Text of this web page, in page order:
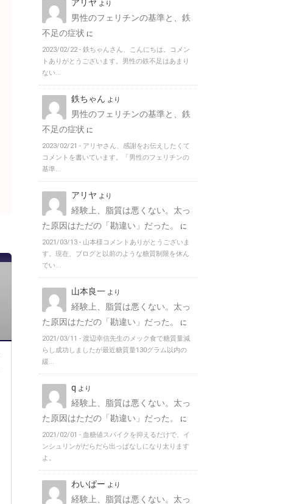
アリヤ より
男性のフェリチンの基準と、鉄
不足の症状 に
2023/02/22 - 鉄ちゃんさん、こんにちは。コメン
トありがとうございます。男性の鉄不足はあまり
ない...
鉄ちゃん より
男性のフェリチンの基準と、鉄
不足の症状 に
2023/02/21 - アリヤさん、感謝をお伝えしたくて
コメントを書いています。「男性のフェリチンの
基準...
アリヤ より
経験上、脂質は悪くない。太っ
た原因はただの「勘違い」だった。
に
2021/03/13 - 山本様コメントありがとうございま
す。現在、ブログと以前のような糖質制限を休ん
でい...
山本良一 より
経験上、脂質は悪くない。太っ
た原因はただの「勘違い」だった。
に
2021/03/11 - 渡辺幸信先生のメック食で糖質量減
らし成功しましたが最近糖質量130グラム以内の
緩...
q より
経験上、脂質は悪くない。太っ
た原因はただの「勘違い」だった。
に
2021/02/01 - 血糖値スパイクを抑えるだけで、イ
ンシュリンがだらだら出っぱなしになり太ります
よ。
わいぱー より
経験上、脂質は悪くない。太っ